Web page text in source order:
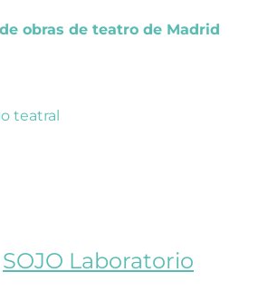
obras de teatro de Madrid
teatral
SOJO Laboratorio